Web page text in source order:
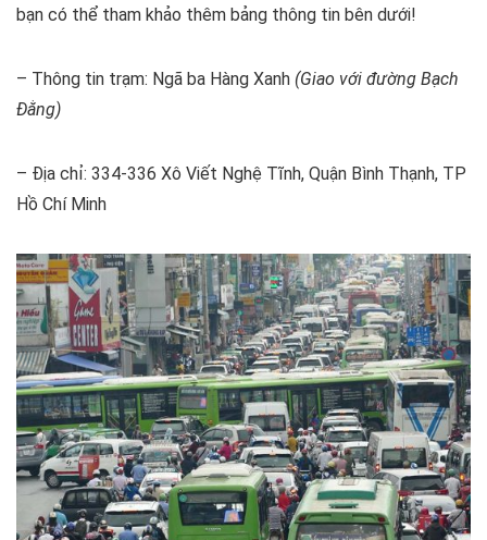
bạn có thể tham khảo thêm bảng thông tin bên dưới!
– Thông tin trạm: Ngã ba Hàng Xanh (Giao với đường Bạch
Đằng)
– Địa chỉ: 334-336 Xô Viết Nghệ Tĩnh, Quận Bình Thạnh, TP
Hồ Chí Minh